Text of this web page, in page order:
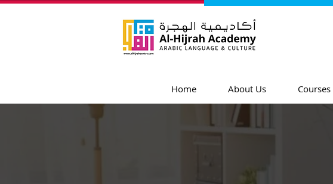
Home About Us Courses